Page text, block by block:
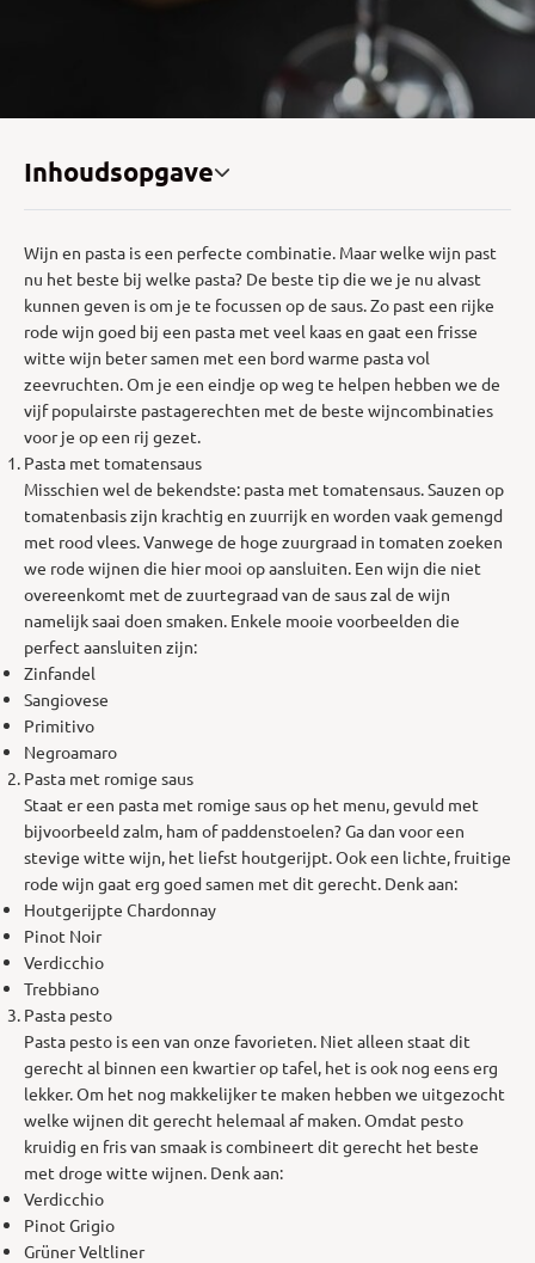
Inhoudsopgave
Wijn en pasta is een perfecte combinatie. Maar welke wijn past
nu het beste bij welke pasta? De beste tip die we je nu alvast
kunnen geven is om je te focussen op de saus. Zo past een rijke
rode wijn goed bij een pasta met veel kaas en gaat een frisse
witte wijn beter samen met een bord warme pasta vol
zeevruchten. Om je een eindje op weg te helpen hebben we de
vijf populairste pastagerechten met de beste wijncombinaties
voor je op een rij gezet.
Pasta met tomatensaus
Misschien wel de bekendste: pasta met tomatensaus. Sauzen op
tomatenbasis zijn krachtig en zuurrijk en worden vaak gemengd
met rood vlees. Vanwege de hoge zuurgraad in tomaten zoeken
we rode wijnen die hier mooi op aansluiten. Een wijn die niet
overeenkomt met de zuurtegraad van de saus zal de wijn
namelijk saai doen smaken. Enkele mooie voorbeelden die
perfect aansluiten zijn:
Zinfandel
Sangiovese
Primitivo
Negroamaro
Pasta met romige saus
Staat er een pasta met romige saus op het menu, gevuld met
bijvoorbeeld zalm, ham of paddenstoelen? Ga dan voor een
stevige witte wijn, het liefst houtgerijpt. Ook een lichte, fruitige
rode wijn gaat erg goed samen met dit gerecht. Denk aan:
Houtgerijpte Chardonnay
Pinot Noir
Verdicchio
Trebbiano
Pasta pesto
Pasta pesto is een van onze favorieten. Niet alleen staat dit
gerecht al binnen een kwartier op tafel, het is ook nog eens erg
lekker. Om het nog makkelijker te maken hebben we uitgezocht
welke wijnen dit gerecht helemaal af maken. Omdat pesto
kruidig en fris van smaak is combineert dit gerecht het beste
met droge witte wijnen. Denk aan:
Verdicchio
Pinot Grigio
Grüner Veltliner